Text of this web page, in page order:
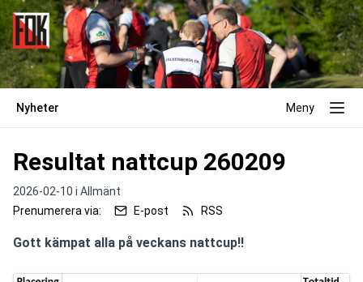
Nyheter Meny
Resultat nattcup 260209
2026-02-10 i Allmänt
Prenumerera via:
E-post RSS
Gott kämpat alla på veckans nattcup!!